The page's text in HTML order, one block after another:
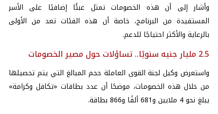
وأشار إلى أن هذه الخصومات تمثل عبئًا إضافيًا على الأسر
المستفيدة من البرنامج، خاصة أن هذه الفئات تعد من الأولى
بالرعاية والأكثر احتياجًا للدعم.
2.5 مليار جنيه سنويًا.. تساؤلات حول مصير الخصومات
واستعرض وكيل لجنة القوى العاملة حجم المبالغ التي يتم تحصيلها
من خلال هذه الخصومات، موضحًا أن عدد بطاقات «تكافل وكرامة»
يبلغ نحو 4 ملايين و681 ألفًا و866 بطاقة.